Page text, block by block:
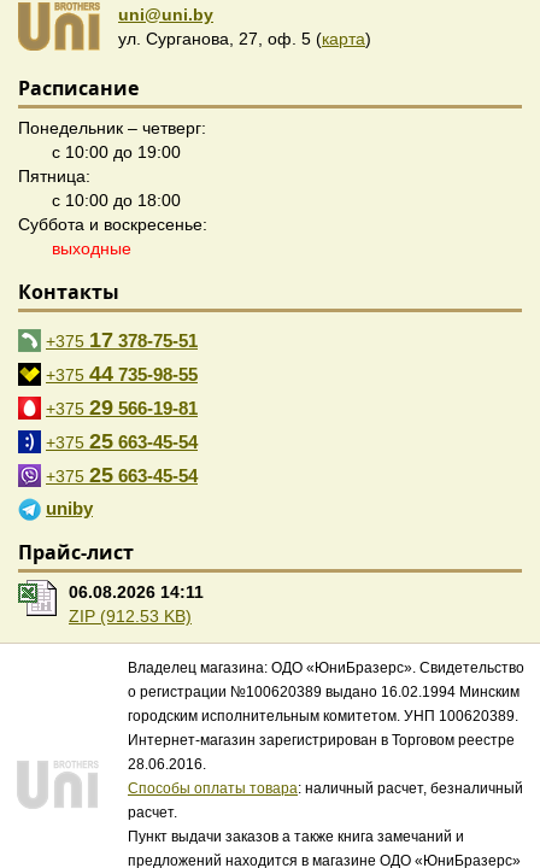
uni@uni.by
ул. Сурганова, 27, оф. 5 (карта)
Расписание
Понедельник – четверг:
с 10:00 до 19:00
Пятница:
с 10:00 до 18:00
Суббота и воскресенье:
выходные
Контакты
+375 17 378-75-51
+375 44 735-98-55
+375 29 566-19-81
+375 25 663-45-54
+375 25 663-45-54
uniby
Прайс-лист
06.08.2026 14:11
ZIP (912.53 KB)
Владелец магазина: ОДО «ЮниБразерс». Свидетельство
о регистрации №100620389 выдано 16.02.1994 Минским
городским исполнительным комитетом. УНП 100620389.
Интернет-магазин зарегистрирован в Торговом реестре
28.06.2016.
Способы оплаты товара: наличный расчет, безналичный
расчет.
Пункт выдачи заказов а также книга замечаний и
предложений находится в магазине ОДО «ЮниБразерс»